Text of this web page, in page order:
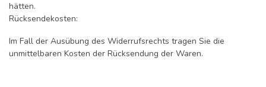
hätten.
Rücksendekosten:
Im Fall der Ausübung des Widerrufsrechts tragen Sie die
unmittelbaren Kosten der Rücksendung der Waren.